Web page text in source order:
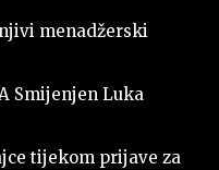
menadžerski
Smijenjen Luka
tijekom prijave za